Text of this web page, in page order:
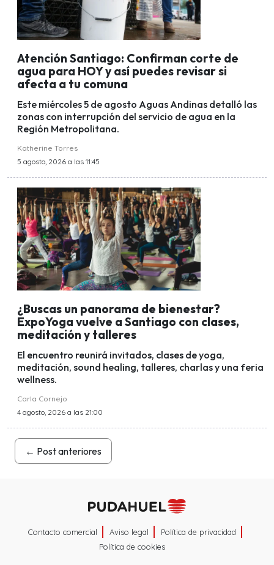
Atención Santiago: Confirman corte de
agua para HOY y así puedes revisar si
afecta a tu comuna
Este miércoles 5 de agosto Aguas Andinas detalló las
zonas con interrupción del servicio de agua en la
Región Metropolitana.
Katherine Torres
5 agosto, 2026 a las 11:45
¿Buscas un panorama de bienestar?
ExpoYoga vuelve a Santiago con clases,
meditación y talleres
El encuentro reunirá invitados, clases de yoga,
meditación, sound healing, talleres, charlas y una feria
wellness.
Carla Cornejo
4 agosto, 2026 a las 21:00
← Post anteriores
Contacto comercial Aviso legal
Política de privacidad
Política de cookies